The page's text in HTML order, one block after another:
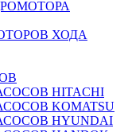
ХОДА
HITACHI
KOMATSU
HYUNDAI